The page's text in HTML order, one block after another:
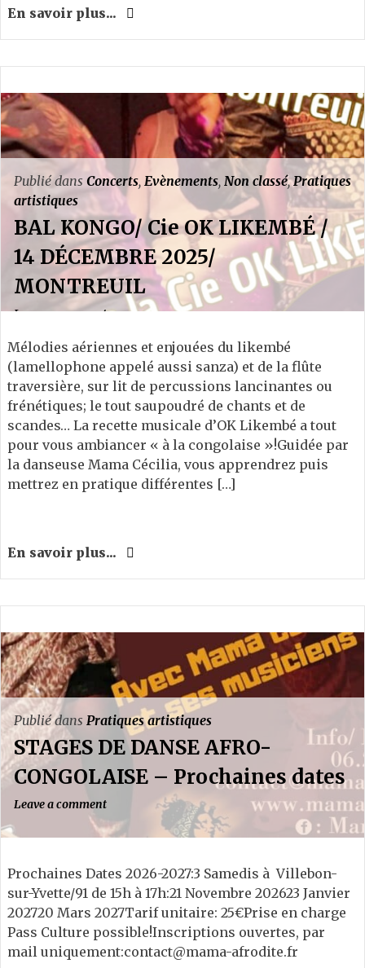
En savoir plus...
Publié dans Concerts, Evènements, Non classé,Pratiques
artistiques
BAL KONGO/ Cie OK LIKEMBÉ /
14 DÉCEMBRE 2025/
MONTREUIL
Leave a comment
Mélodies aériennes et enjouées du likembé
(lamellophone appelé aussi sanza) et de la flûte
traversière, sur lit de percussions lancinantes ou
frénétiques; le tout saupoudré de chants et de
scandes… La recette musicale d’OK Likembé a tout
pour vous ambiancer « à la congolaise »!Guidée par
la danseuse Mama Cécilia, vous apprendrez puis
mettrez en pratique différentes […]
En savoir plus...
Publié dans Pratiques artistiques
STAGES DE DANSE AFRO-
CONGOLAISE – Prochaines dates
Leave a comment
Prochaines Dates 2026-2027:3 Samedis à Villebon-
sur-Yvette/91 de 15h à 17h:21 Novembre 202623 Janvier
202720 Mars 2027Tarif unitaire: 25€Prise en charge
Pass Culture possible!Inscriptions ouvertes, par
mail uniquement:contact@mama-afrodite.fr